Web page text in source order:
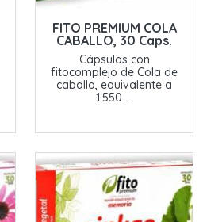
FITO PREMIUM COLA
CABALLO, 30 Caps.
Cápsulas con
fitocomplejo de Cola de
caballo, equivalente a
1.550 ...